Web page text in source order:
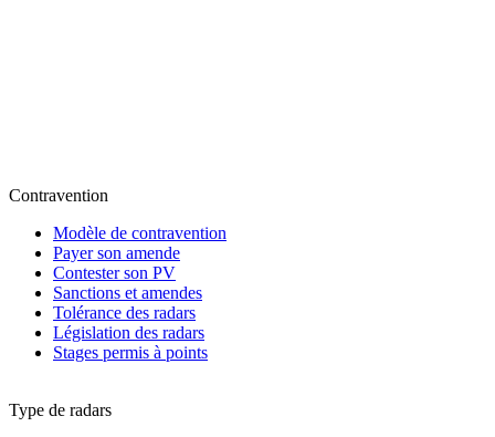
Contravention
Modèle de contravention
Payer son amende
Contester son PV
Sanctions et amendes
Tolérance des radars
Législation des radars
Stages permis à points
Type de radars